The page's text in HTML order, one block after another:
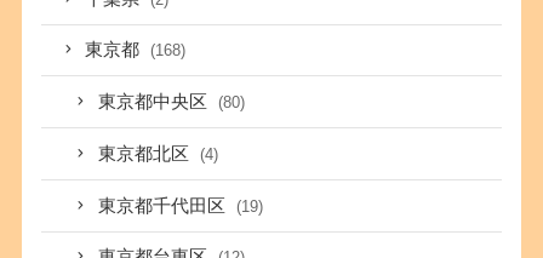
東京都 (168)
東京都中央区 (80)
東京都北区 (4)
東京都千代田区 (19)